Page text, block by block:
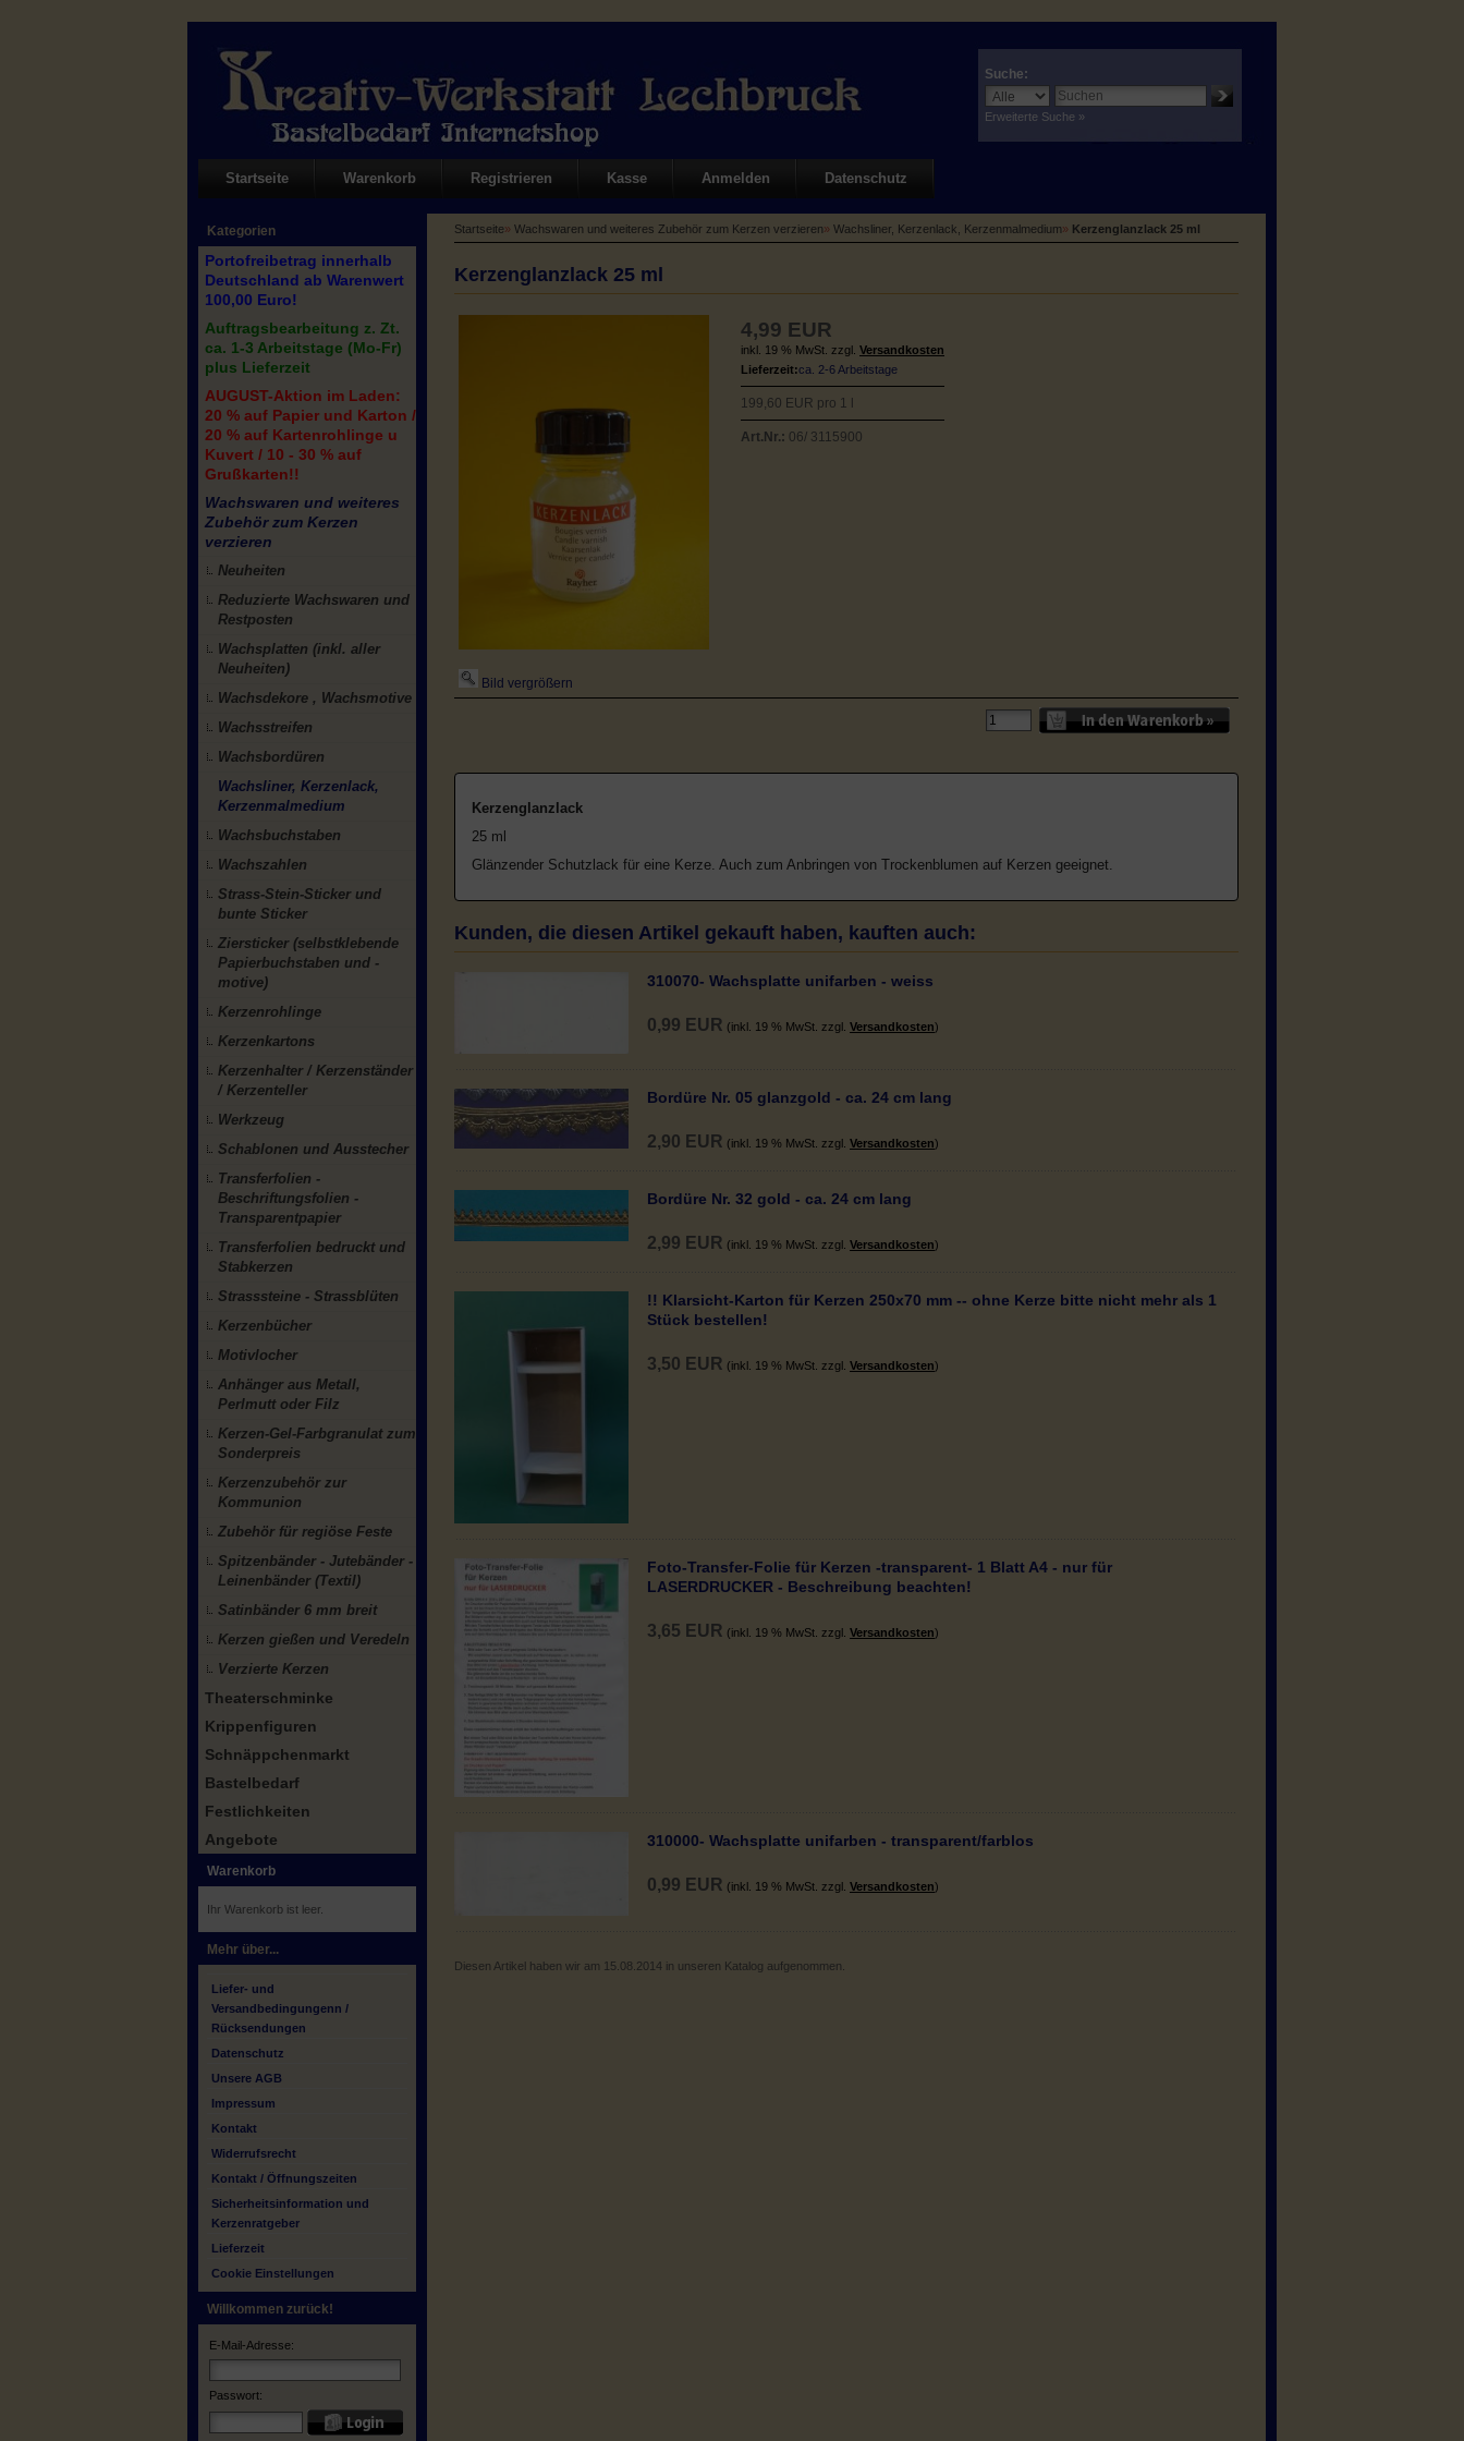
Suche:
Erweiterte Suche »
Startseite Warenkorb Registrieren Kasse Anmelden Datenschutz
Kategorien
Portofreibetrag innerhalb
Deutschland ab Warenwert
100,00 Euro!
Auftragsbearbeitung z. Zt.
ca. 1-3 Arbeitstage (Mo-Fr)
plus Lieferzeit
AUGUST-Aktion im Laden:
20 % auf Papier und Karton /
20 % auf Kartenrohlinge u
Kuvert / 10 - 30 % auf
Grußkarten!!
Wachswaren und weiteres
Zubehör zum Kerzen
verzieren
Neuheiten
Reduzierte Wachswaren und
Restposten
Wachsplatten (inkl. aller
Neuheiten)
Wachsdekore , Wachsmotive
Wachsstreifen
Wachsbordüren
Wachsliner, Kerzenlack,
Kerzenmalmedium
Wachsbuchstaben
Wachszahlen
Strass-Stein-Sticker und
bunte Sticker
Ziersticker (selbstklebende
Papierbuchstaben und -
motive)
Kerzenrohlinge
Kerzenkartons
Kerzenhalter / Kerzenständer
/ Kerzenteller
Werkzeug
Schablonen und Ausstecher
Transferfolien -
Beschriftungsfolien -
Transparentpapier
Transferfolien bedruckt und
Stabkerzen
Strasssteine - Strassblüten
Kerzenbücher
Motivlocher
Anhänger aus Metall,
Perlmutt oder Filz
Kerzen-Gel-Farbgranulat zum
Sonderpreis
Kerzenzubehör zur
Kommunion
Zubehör für regiöse Feste
Spitzenbänder - Jutebänder -
Leinenbänder (Textil)
Satinbänder 6 mm breit
Kerzen gießen und Veredeln
Verzierte Kerzen
Theaterschminke
Krippenfiguren
Schnäppchenmarkt
Bastelbedarf
Festlichkeiten
Angebote
Warenkorb
Ihr Warenkorb ist leer.
Mehr über...
Liefer- und
Versandbedingungenn /
Rücksendungen
Datenschutz
Unsere AGB
Impressum
Kontakt
Widerrufsrecht
Kontakt / Öffnungszeiten
Sicherheitsinformation und
Kerzenratgeber
Lieferzeit
Cookie Einstellungen
Willkommen zurück!
E-Mail-Adresse:
Passwort:
Startseite» Wachswaren und weiteres Zubehör zum Kerzen verzieren» Wachsliner, Kerzenlack, Kerzenmalmedium» Kerzenglanzlack 25 ml
Kerzenglanzlack 25 ml
Bild vergrößern
4,99 EUR
inkl. 19 % MwSt. zzgl. Versandkosten
Lieferzeit:ca. 2-6 Arbeitstage
199,60 EUR pro 1 l
Art.Nr.: 06/ 3115900
Kerzenglanzlack
25 ml
Glänzender Schutzlack für eine Kerze. Auch zum Anbringen von Trockenblumen auf Kerzen geeignet.
Kunden, die diesen Artikel gekauft haben, kauften auch:
310070- Wachsplatte unifarben - weiss
0,99 EUR (inkl. 19 % MwSt. zzgl. Versandkosten)
Bordüre Nr. 05 glanzgold - ca. 24 cm lang
2,90 EUR (inkl. 19 % MwSt. zzgl. Versandkosten)
Bordüre Nr. 32 gold - ca. 24 cm lang
2,99 EUR (inkl. 19 % MwSt. zzgl. Versandkosten)
!! Klarsicht-Karton für Kerzen 250x70 mm -- ohne Kerze bitte nicht mehr als 1
Stück bestellen!
3,50 EUR (inkl. 19 % MwSt. zzgl. Versandkosten)
Foto-Transfer-Folie für Kerzen -transparent- 1 Blatt A4 - nur für
LASERDRUCKER - Beschreibung beachten!
3,65 EUR (inkl. 19 % MwSt. zzgl. Versandkosten)
310000- Wachsplatte unifarben - transparent/farblos
0,99 EUR (inkl. 19 % MwSt. zzgl. Versandkosten)
Diesen Artikel haben wir am 15.08.2014 in unseren Katalog aufgenommen.